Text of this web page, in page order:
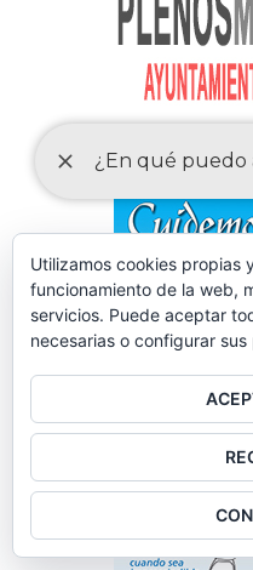
Utilizamos cookies propias
funcionamiento de la web,
servicios. Puede aceptar
necesarias o configurar